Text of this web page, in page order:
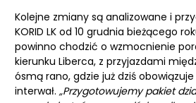
Kolejne zmiany są analizowane i
KORID LK od 10 grudnia bieżącego
powinno chodzić o wzmocnienie
kierunku Liberca, z przyjazdami
ósmą rano, gdzie już dziś
interwał. „Przygotowujemy pakiet